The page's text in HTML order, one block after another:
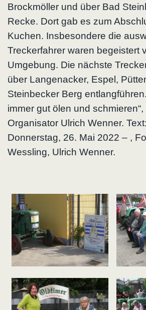
Brockmöller und über Bad
Recke. Dort gab es zum
Kuchen. Insbesondere die
Treckerfahrer waren begeistert
Umgebung. Die nächste
über Langenacker, Espel,
Steinbecker Berg
immer gut ölen und schmieren“,
Organisator Ulrich Wenner.
Donnerstag, 26. Mai 2022 – ,
Wessling, Ulrich Wenner.